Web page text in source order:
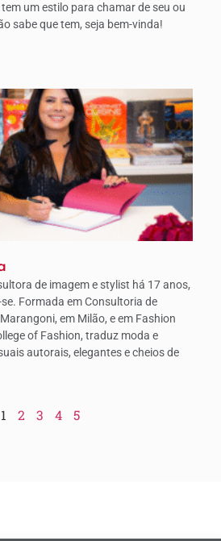
um estilo para chamar de seu ou
sabe que tem, seja bem-vinda!
de imagem e stylist há 17 anos,
Formada em Consultoria de
em Milão, e em Fashion
of Fashion, traduz moda e
autorais, elegantes e cheios de
1 2 3 4 5